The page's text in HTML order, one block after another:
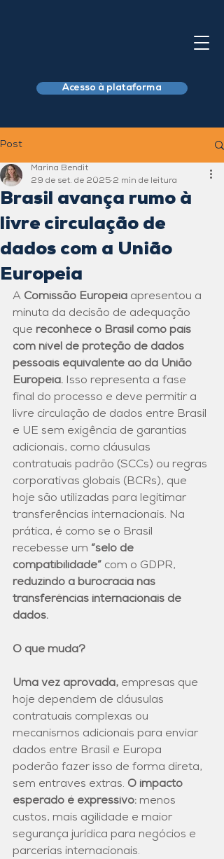
Acesso à plataforma
Post
Brasil avança rumo à
livre circulação de
dados com a União
Europeia
Marina Bendit
29 de set. de 2025 2 min de leitura
A Comissão Europeia apresentou a
minuta da decisão de adequação
que reconhece o Brasil como país
com nível de proteção de dados
pessoais equivalente ao da União
Europeia. Isso representa a fase
final do processo e deve permitir a
livre circulação de dados entre Brasil
e UE sem exigência de garantias
adicionais, como cláusulas
contratuais padrão (SCCs) ou regras
corporativas globais (BCRs), que
hoje são utilizadas para legitimar
transferências internacionais. Na
prática, é como se o Brasil
recebesse um “selo de
compatibilidade” com o GDPR,
reduzindo a burocracia nas
transferências internacionais de
dados.
O que muda?
Uma vez aprovada, empresas que
hoje dependem de cláusulas
contratuais complexas ou
mecanismos adicionais para enviar
dados entre Brasil e Europa
poderão fazer isso de forma direta,
sem entraves extras. O impacto
esperado é expressivo: menos
custos, mais agilidade e maior
segurança jurídica para negócios e
parcerias internacionais.